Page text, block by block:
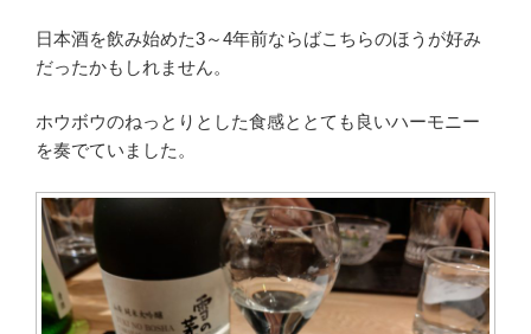
日本酒を飲み始めた3～4年前ならばこちらのほうが好み
だったかもしれません。
ホウボウのねっとりとした食感ととても良いハーモニー
を奏でていました。